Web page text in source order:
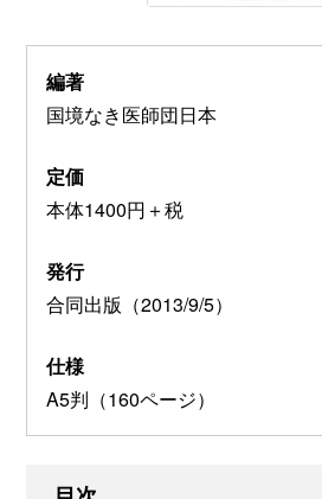
編著
国境なき医師団日本
定価
本体1400円＋税
発行
合同出版（2013/9/5）
仕様
A5判（160ページ）